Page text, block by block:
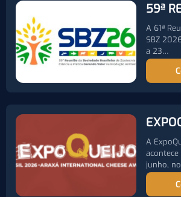
59ª
A 61ª
SBZ
a 23…
2026
A
junho,